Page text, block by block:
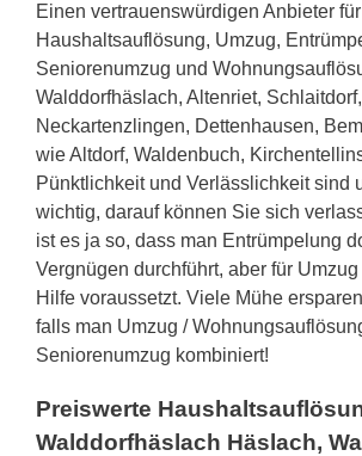
Einen vertrauenswürdigen Anbieter für
Haushaltsauflösung, Umzug,
Seniorenumzug und
Walddorfhäslach, Altenriet,
Neckartenzlingen, Dettenhausen,
wie Altdorf, Waldenbuch,
Pünktlichkeit und Verlässlichkeit sind
wichtig, darauf können Sie sich
ist es ja so, dass man Entrümpelung
Vergnügen durchführt, aber für Umzug
Hilfe voraussetzt. Viele Mühe
falls man Umzug /
Seniorenumzug kombiniert!
Preiswerte
Walddorfhäslach Häslach,